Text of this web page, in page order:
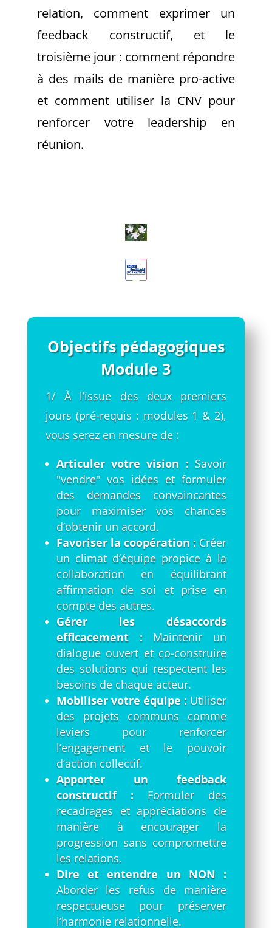
relation, comment exprimer un
feedback constructif, et le
troisième jour : comment répondre
à des mails de manière pro-active
et comment utiliser la CNV pour
renforcer votre leadership en
réunion.
Objectifs pédagogiques
Module 3
1/ À l’issue des deux premiers
jours (pré-requis : modules 1 & 2),
vous serez en mesure de :
Articuler votre vision : Savoir
"vendre" vos idées et formuler
des demandes convaincantes
pour maximiser vos chances
d’obtenir un accord.
Favoriser la coopération : Créer
un climat d’équipe propice à la
collaboration en équilibrant
affirmation de soi et prise en
compte des autres.
Gérer les désaccords
efficacement : Maintenir un
dialogue ouvert et co-construire
des solutions qui respectent les
besoins de chaque acteur.
Mobiliser votre équipe : Utiliser
des projets communs comme
leviers pour renforcer
l’engagement et le pouvoir
d’action collectif.
Apporter un feedback
constructif : Formuler des
recadrages et appréciations de
manière à encourager la
progression sans compromettre
les relations.
Dire et entendre un NON :
Aborder les refus de manière
respectueuse pour préserver
l’harmonie relationnelle.